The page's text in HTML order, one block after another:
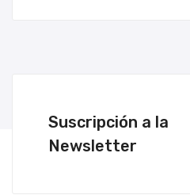
Suscripción a la
Newsletter